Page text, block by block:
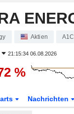
Aktien
21:15:34 06.08.2026
%
Nachrichten